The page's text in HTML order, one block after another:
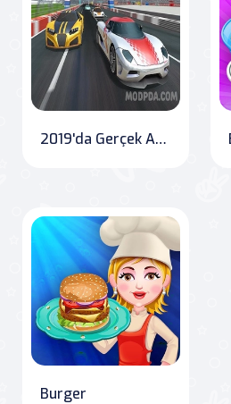
2019'da Gerçek Arabada Yarış
Burger